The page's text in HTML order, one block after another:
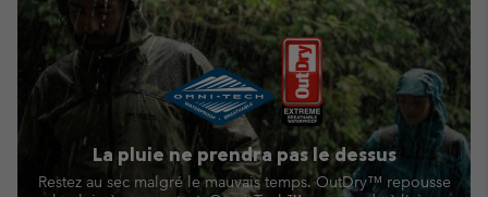
La pluie ne prendra pas le dessus
Restez au sec malgré le mauvais temps. OutDry™ repousse